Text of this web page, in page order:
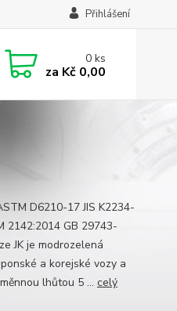
Přihlášení
0ks
za Kč 0,00
D6210-17 JIS K2234-
2142:2014 GB 29743-
JK je modrozelená
a korejské vozy a
lhůtou 5 ... celý